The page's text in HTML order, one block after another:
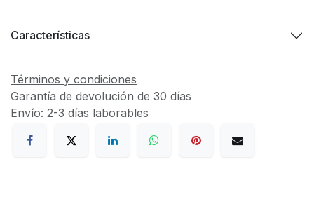
Características
Términos y condiciones
Garantía de devolución de 30 días
Envío: 2-3 días laborables